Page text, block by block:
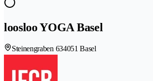
loosloo YOGA Basel
Steinengraben 634051 Basel